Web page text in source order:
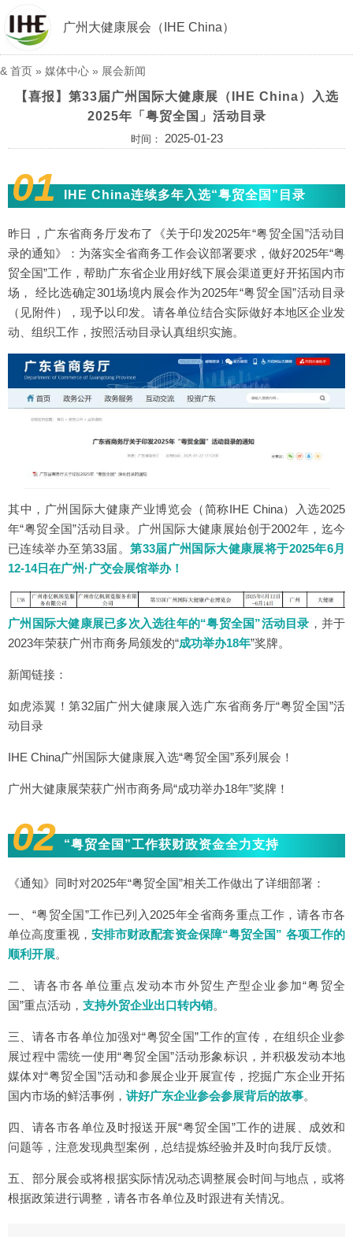
广州大健康展会（IHE China）
& 首页 » 媒体中心 » 展会新闻
【喜报】第33届广州国际大健康展（IHE China）入选
2025年「粤贸全国」活动目录
时间： 2025-01-23
01 IHE China连续多年入选“粤贸全国”目录
昨日，广东省商务厅发布了《关于印发2025年“粤贸全国”活动目
录的通知》：为落实全省商务工作会议部署要求，做好2025年“粤
贸全国”工作，帮助广东省企业用好线下展会渠道更好开拓国内市
场， 经比选确定301场境内展会作为2025年“粤贸全国”活动目录
（见附件），现予以印发。请各单位结合实际做好本地区企业发
动、组织工作，按照活动目录认真组织实施。
其中，广州国际大健康产业博览会（简称IHE China）入选2025
年“粤贸全国”活动目录。广州国际大健康展始创于2002年，迄今
已连续举办至第33届。第33届广州国际大健康展将于2025年6月
12-14日在广州·广交会展馆举办！
广州国际大健康展已多次入选往年的“粤贸全国”活动目录 ，并于
2023年荣获广州市商务局颁发的“成功举办18年”奖牌。
新闻链接：
如虎添翼！第32届广州大健康展入选广东省商务厅“粤贸全国”活
动目录
IHE China广州国际大健康展入选“粤贸全国”系列展会！
广州大健康展荣获广州市商务局“成功举办18年”奖牌！
02 “粤贸全国”工作获财政资金全力支持
《通知》同时对2025年“粤贸全国”相关工作做出了详细部署：
一、“粤贸全国”工作已列入2025年全省商务重点工作，请各市各
单位高度重视， 安排市财政配套资金保障“粤贸全国” 各项工作的
顺利开展。
二、请各市各单位重点发动本市外贸生产型企业参加“粤贸全
国”重点活动， 支持外贸企业出口转内销。
三、请各市各单位加强对“粤贸全国”工作的宣传，在组织企业参
展过程中需统一使用“粤贸全国”活动形象标识，并积极发动本地
媒体对“粤贸全国”活动和参展企业开展宣传，挖掘广东企业开拓
国内市场的鲜活事例， 讲好广东企业参会参展背后的故事。
四、请各市各单位及时报送开展“粤贸全国”工作的进展、成效和
问题等，注意发现典型案例，总结提炼经验并及时向我厅反馈。
五、部分展会或将根据实际情况动态调整展会时间与地点，或将
根据政策进行调整，请各市各单位及时跟进有关情况。